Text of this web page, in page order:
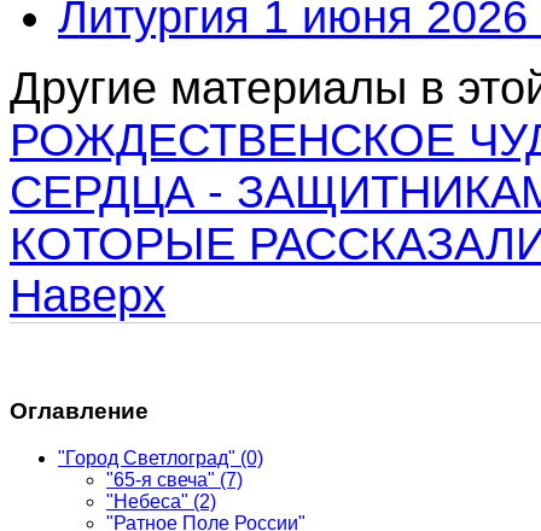
Литургия 1 июня 2026
Другие материалы в
РОЖДЕСТВЕНСКОЕ
СЕРДЦА -
КОТОРЫЕ
Наверх
Оглавление
"Город Светлоград" (0)
"65-я свеча" (7)
"Небеса" (2)
"Ратное Поле России"